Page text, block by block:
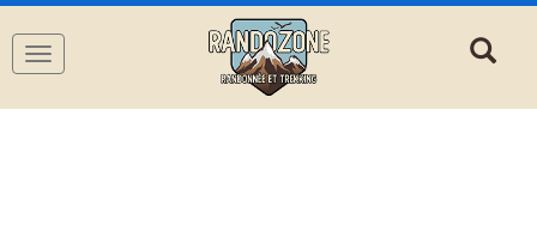
Navigation